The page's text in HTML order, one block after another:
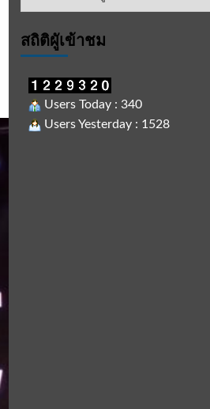
สถิติผูัเข้าชม
Users Today : 340
Users Yesterday : 1528